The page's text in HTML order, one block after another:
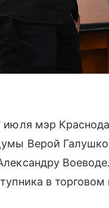
мэр
Верой
в